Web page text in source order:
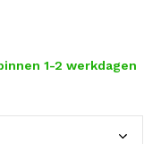
1-2 werkdagen